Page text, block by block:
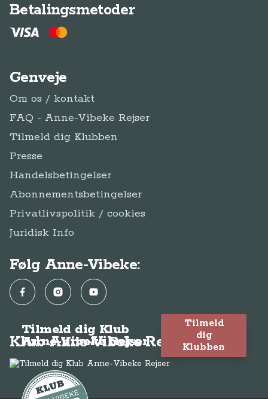
Betalingsmetoder
Genveje
Om os / kontakt
FAQ - Anne-Vibeke Rejser
Tilmeld dig Klubben
Presse
Handelsbetingelser
Abonnementsbetingelser
Privatlivspolitik / cookies
Juridisk Info
Følg Anne-Vibeke:
FacebookInstagramYouTube
Klub Anne-Vibeke Rejser
Tilmeld dig Klub
Anne-Vibeke Rejser
Tilmeld
dig
Klubben